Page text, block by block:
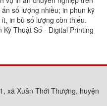
số lượng nhiều; in phun kỹ
in bù số lượng còn thiếu.
Thuật Số - Digital Printing
xã Xuân Thới Thượng, huyện